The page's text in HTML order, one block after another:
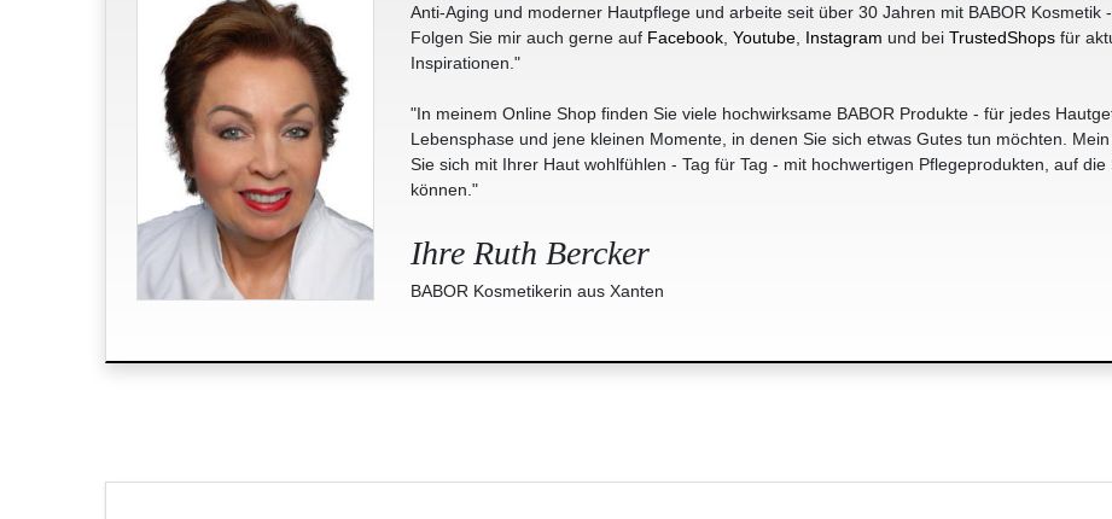
Anti-Aging und moderner Hautpflege und arbeite seit über 30 Jahren mit BABOR Kosmetik
Folgen Sie mir auch gerne auf Facebook, Youtube, Instagram und bei TrustedShopsfür
Inspirationen."
"In meinem Online Shop finden Sie viele hochwirksame BABOR Produkte - für jedes
Lebensphase und jene kleinen Momente, in denen Sie sich etwas Gutes tun möchten.
Sie sich mit Ihrer Haut wohlfühlen - Tag für Tag - mit hochwertigen Pflegeprodukten, auf die
können."
Ihre Ruth Bercker
BABOR Kosmetikerin aus Xanten